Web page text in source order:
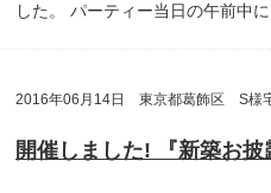
した。
パーティー当日の午前中
2016年06月14日 東京都葛飾区 S様